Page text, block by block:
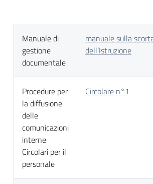
Manuale di
gestione
documentale
manuale sulla
dell’Istruzione
Procedure per
la diffusione
delle
comunicazioni
interne
Circolari per il
personale
Circolare n°1